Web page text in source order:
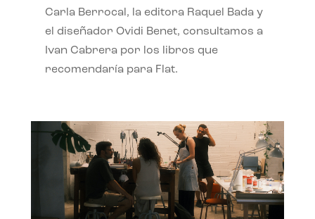
Carla Berrocal, la editora Raquel Bada y
el diseñador Ovidi Benet, consultamos a
Ivan Cabrera por los libros que
recomendaría para Flat.